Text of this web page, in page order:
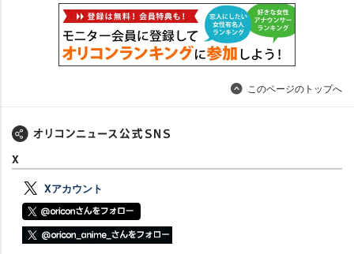
このページのトップへ
X
Xアカウント